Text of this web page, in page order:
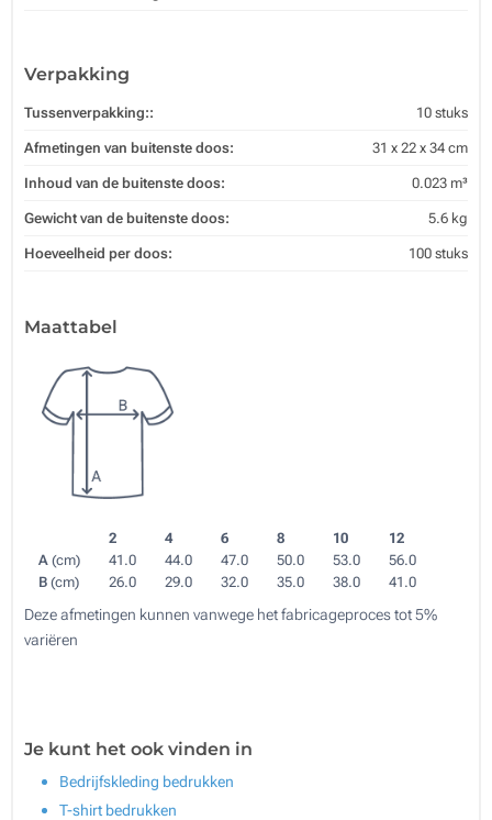
Verpakking
Tussenverpakking:: 10 stuks
Afmetingen van buitenste doos: 31 x 22 x 34 cm
Inhoud van de buitenste doos: 0.023 m³
Gewicht van de buitenste doos: 5.6 kg
Hoeveelheid per doos: 100 stuks
Maattabel
2 4 6 8 10
12
A (cm) 41.0 44.0 47.0 50.0 53.0
56.0
B (cm) 26.0 29.0 32.0 35.0 38.0 41.0
Deze afmetingen kunnen vanwege het fabricageproces tot 5%
variëren
Je kunt het ook vinden in
Bedrijfskleding bedrukken
T-shirt bedrukken